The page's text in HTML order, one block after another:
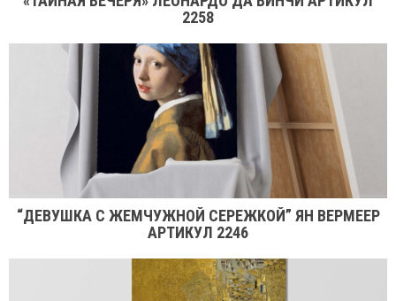
2258
“ДЕВУШКА С ЖЕМЧУЖНОЙ СЕРЕЖКОЙ” ЯН ВЕРМЕЕР
АРТИКУЛ 2246